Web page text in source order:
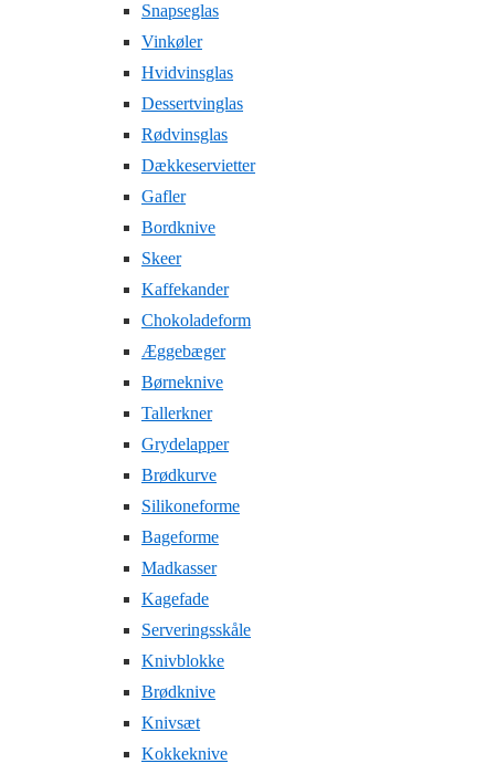
Snapseglas
Vinkøler
Hvidvinsglas
Dessertvinglas
Rødvinsglas
Dækkeservietter
Gafler
Bordknive
Skeer
Kaffekander
Chokoladeform
Æggebæger
Børneknive
Tallerkner
Grydelapper
Brødkurve
Silikoneforme
Bageforme
Madkasser
Kagefade
Serveringsskåle
Knivblokke
Brødknive
Knivsæt
Kokkeknive